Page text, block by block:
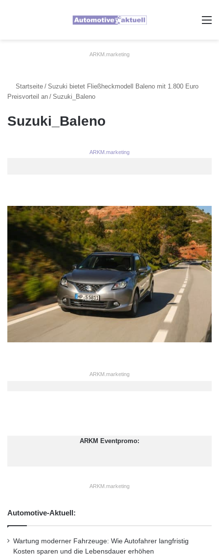
ARKM.marketing
Startseite / Suzuki bietet Fließheckmodell Baleno mit 1.800 Euro
Preisvorteil an / Suzuki_Baleno
Suzuki_Baleno
ARKM.marketing
ARKM.marketing
ARKM Eventpromo:
ARKM.marketing
Automotive-Aktuell:
Wartung moderner Fahrzeuge: Wie Autofahrer langfristig
Kosten sparen und die Lebensdauer erhöhen